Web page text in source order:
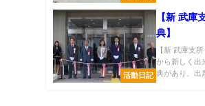
活動日記
【新 武庫
典】
【新 武庫支
から新しく出
典があり、出